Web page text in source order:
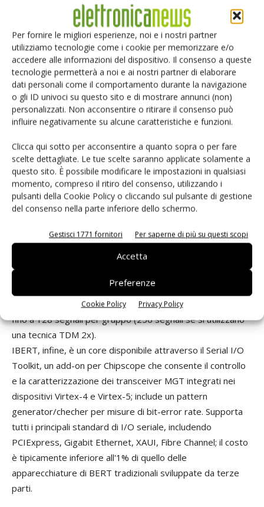
Per fornire le migliori esperienze, noi e i nostri partner
utilizziamo tecnologie come i cookie per memorizzare e/o
accedere alle informazioni del dispositivo. Il consenso a queste
tecnologie permetterà a noi e ai nostri partner di elaborare
dati personali come il comportamento durante la navigazione
o gli ID univoci su questo sito e di mostrare annunci (non)
personalizzati. Non acconsentire o ritirare il consenso può
influire negativamente su alcune caratteristiche e funzioni.
Clicca qui sotto per acconsentire a quanto sopra o per fare
scelte dettagliate. Le tue scelte saranno applicate solamente a
questo sito. È possibile modificare le impostazioni in qualsiasi
momento, compreso il ritiro del consenso, utilizzando i
pulsanti della Cookie Policy o cliccando sul pulsante di gestione
del consenso nella parte inferiore dello schermo.
Gestisci 1771 fornitori Per saperne di più su questi scopi
Accetta
Preferenze
Cookie Policy Privacy Policy
acquisizione è configurabile in tempo reale e con la
risoluzione del singolo campione come per i tradizionali
analizzatori di stato.
L'ILA/OPB e l'ILA/PLB sono versioni particolari del core ILA
per il monitoring, rispettivamente, dei bus IBM
CoreConnect OPB e PLB utilizzati dai processori
embedded MicroBlaze e PowerPC405. Oltre alla
funzionalità di monitoring, l'ILA/OPB include inoltre un
della specifica, tra le quali, ad esempio, una variazione del
campo dati durante un'operazione di scrittura prima del
completamento del ciclo di bus.
Qualora le capacità di debug dell'ILA non siamo sufficienti, è
possibile utilizzare un analizzatore di stato esterno od un
core ACT2. Sono supportate tutte le tecnologie di probing
previste da Agilent; I/O standard, capacità di driving e
slew-rate di uscita sono configurabile sulla base del singolo
pin. Si è in grado in questo modo di acquisire
selettivamente fino a 64 gruppi di segnali di ingresso con
fino a 128 segnali per gruppo (256 segnali se si utilizzano
una tecnica TDM 2x).
IBERT, infine, è un core disponibile attraverso il Serial I/O
Toolkit, un add-on per Chipscope che consente il controllo
e la caratterizzazione dei transceiver MGT integrati nei
dispositivi Virtex-4 e Virtex-5; include un pattern
generator/checher per misure di bit-error rate. Supporta
tutti i principali standard di I/O seriale, includendo
PCIExpress, Gigabit Ethernet, XAUI, Fibre Channel; il costo
è tipicamente inferiore all'1% di quello delle
apparecchiature di BERT tradizionali sviluppate da terze
parti.